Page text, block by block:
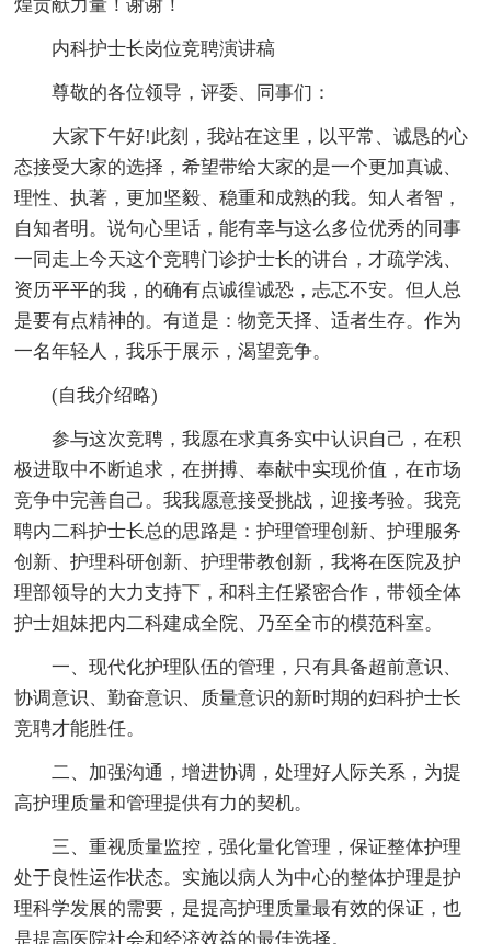
煌贡献力量！谢谢！
内科护士长岗位竞聘演讲稿
尊敬的各位领导，评委、同事们：
大家下午好!此刻，我站在这里，以平常、诚恳的心
态接受大家的选择，希望带给大家的是一个更加真诚、
理性、执著，更加坚毅、稳重和成熟的我。知人者智，
自知者明。说句心里话，能有幸与这么多位优秀的同事
一同走上今天这个竞聘门诊护士长的讲台，才疏学浅、
资历平平的我，的确有点诚徨诚恐，忐忑不安。但人总
是要有点精神的。有道是：物竞天择、适者生存。作为
一名年轻人，我乐于展示，渴望竞争。
(自我介绍略)
参与这次竞聘，我愿在求真务实中认识自己，在积
极进取中不断追求，在拼搏、奉献中实现价值，在市场
竞争中完善自己。我我愿意接受挑战，迎接考验。我竞
聘内二科护士长总的思路是：护理管理创新、护理服务
创新、护理科研创新、护理带教创新，我将在医院及护
理部领导的大力支持下，和科主任紧密合作，带领全体
护士姐妹把内二科建成全院、乃至全市的模范科室。
一、现代化护理队伍的管理，只有具备超前意识、
协调意识、勤奋意识、质量意识的新时期的妇科护士长
竞聘才能胜任。
二、加强沟通，增进协调，处理好人际关系，为提
高护理质量和管理提供有力的契机。
三、重视质量监控，强化量化管理，保证整体护理
处于良性运作状态。实施以病人为中心的整体护理是护
理科学发展的需要，是提高护理质量最有效的保证，也
是提高医院社会和经济效益的最佳选择。